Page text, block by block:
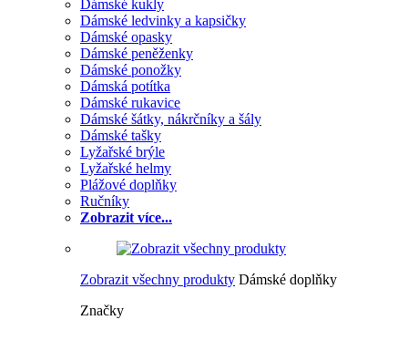
Dámské kukly
Dámské ledvinky a kapsičky
Dámské opasky
Dámské peněženky
Dámské ponožky
Dámská potítka
Dámské rukavice
Dámské šátky, nákrčníky a šály
Dámské tašky
Lyžařské brýle
Lyžařské helmy
Plážové doplňky
Ručníky
Zobrazit více...
Zobrazit všechny produkty Dámské doplňky
Značky